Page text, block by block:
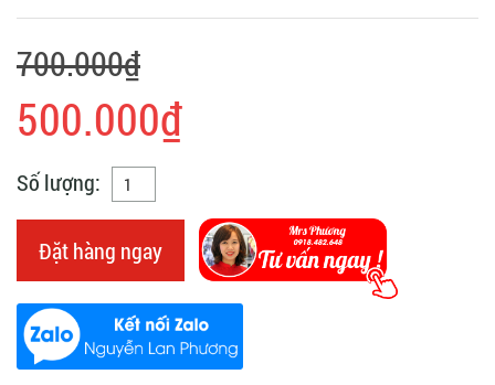
700.000₫
500.000₫
Số lượng:
Đặt hàng ngay